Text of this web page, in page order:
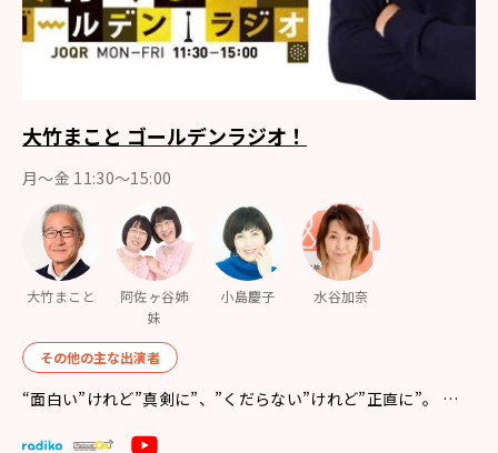
大竹まこと ゴールデンラジオ！
月〜金 11:30～15:00
大竹まこと
阿佐ヶ谷姉
妹
小島慶子 水谷加奈
その他の主な出演者
“面白い”けれど”真剣に”、”くだらない”けれど”正直に”。 …